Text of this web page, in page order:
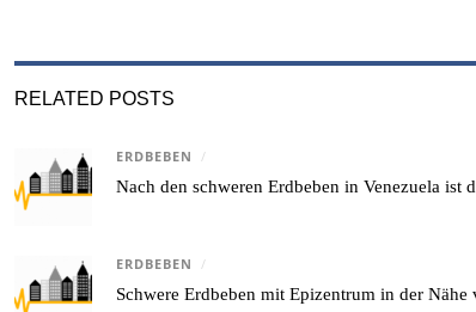
RELATED POSTS
ERDBEBEN /
Nach den schweren Erdbeben in Venezuela ist
ERDBEBEN /
Schwere Erdbeben mit Epizentrum in der Nähe